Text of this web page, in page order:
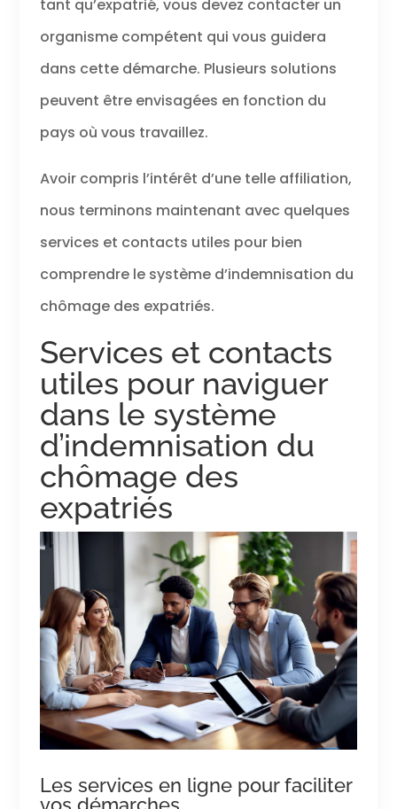
tant qu’expatrié, vous devez contacter un
organisme compétent qui vous guidera
dans cette démarche. Plusieurs solutions
peuvent être envisagées en fonction du
pays où vous travaillez.
Avoir compris l’intérêt d’une telle affiliation,
nous terminons maintenant avec quelques
services et contacts utiles pour bien
comprendre le système d’indemnisation du
chômage des expatriés.
Services et contacts
utiles pour naviguer
dans le système
d’indemnisation du
chômage des
expatriés
Les services en ligne pour faciliter
vos démarches